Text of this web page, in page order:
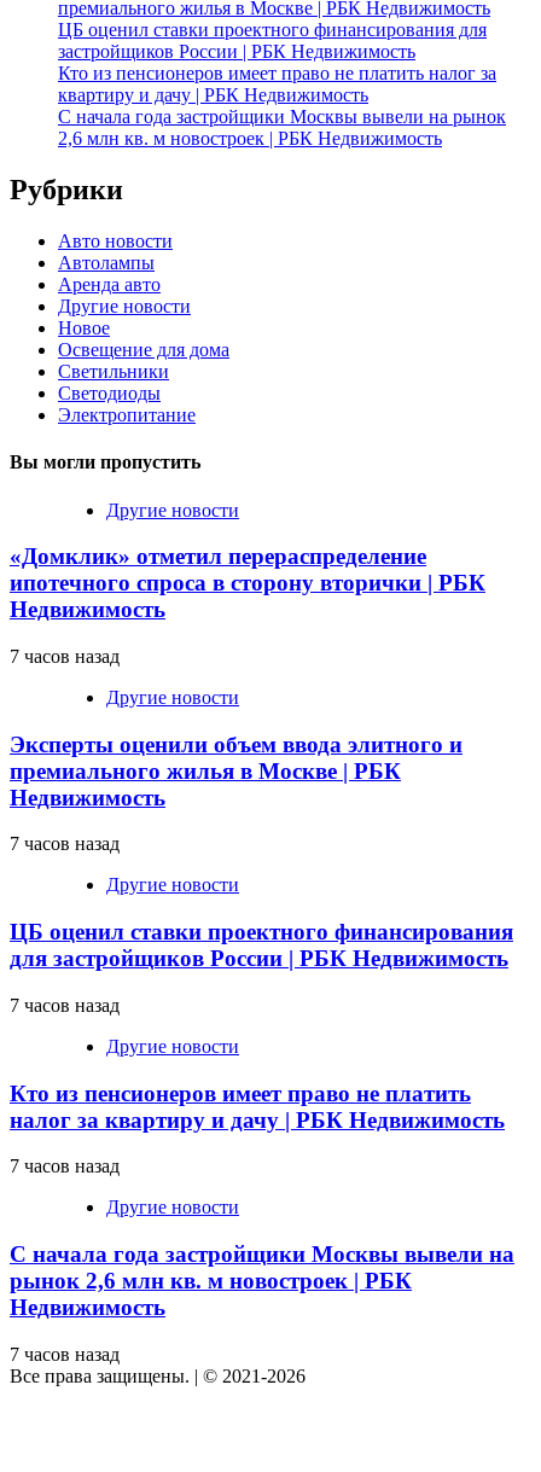
премиального жилья в Москве | РБК Недвижимость
ЦБ оценил ставки проектного финансирования для
застройщиков России | РБК Недвижимость
Кто из пенсионеров имеет право не платить налог за
квартиру и дачу | РБК Недвижимость
С начала года застройщики Москвы вывели на рынок
2,6 млн кв. м новостроек | РБК Недвижимость
Рубрики
Авто новости
Автолампы
Аренда авто
Другие новости
Новое
Освещение для дома
Светильники
Светодиоды
Электропитание
Вы могли пропустить
Другие новости
«Домклик» отметил перераспределение
ипотечного спроса в сторону вторички | РБК
Недвижимость
7 часов назад
Другие новости
Эксперты оценили объем ввода элитного и
премиального жилья в Москве | РБК
Недвижимость
7 часов назад
Другие новости
ЦБ оценил ставки проектного финансирования
для застройщиков России | РБК Недвижимость
7 часов назад
Другие новости
Кто из пенсионеров имеет право не платить
налог за квартиру и дачу | РБК Недвижимость
7 часов назад
Другие новости
С начала года застройщики Москвы вывели на
рынок 2,6 млн кв. м новостроек | РБК
Недвижимость
7 часов назад
Все права защищены. | © 2021-2026